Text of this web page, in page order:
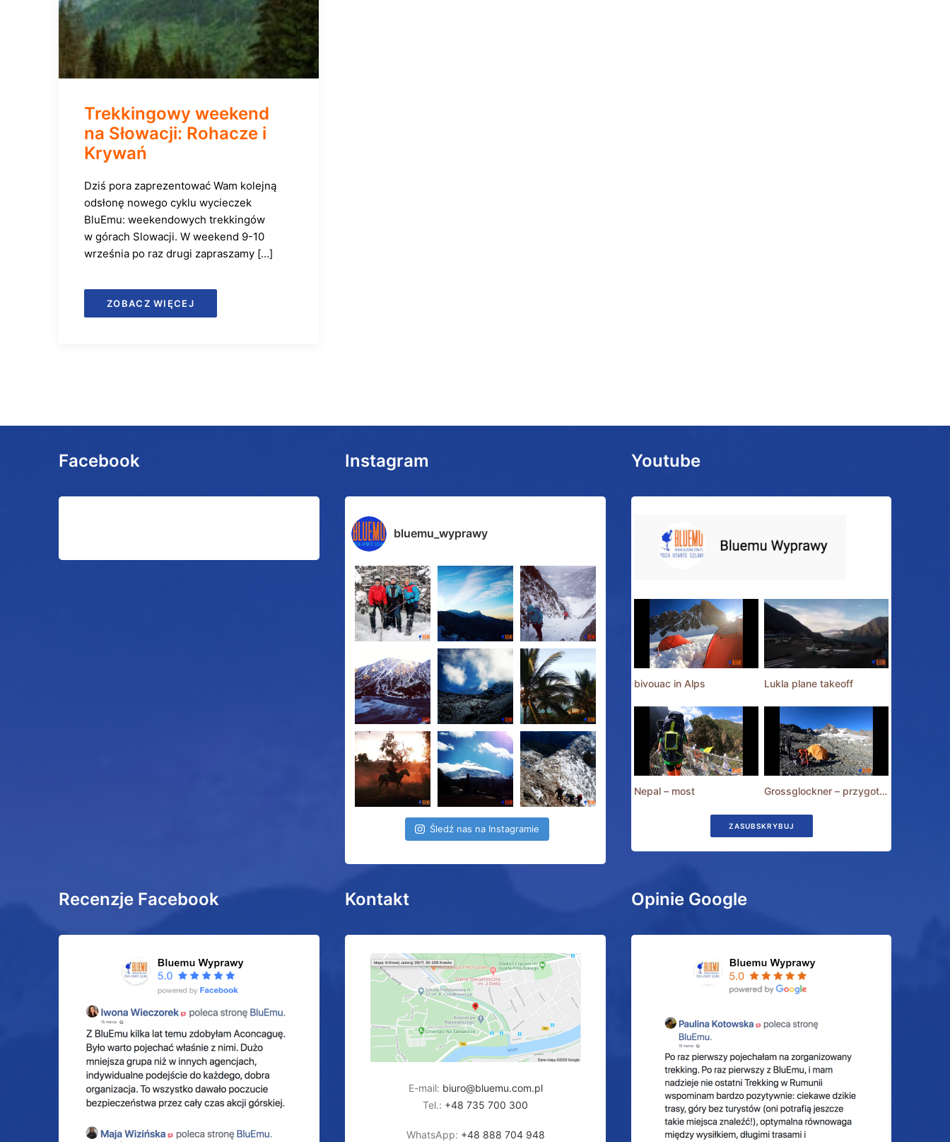
Trekkingowy weekend
na Słowacji: Rohacze i
Krywań
Dziś pora zaprezentować Wam kolejną
odsłonę nowego cyklu wycieczek
BluEmu: weekendowych trekkingów
w górach Slowacji. W weekend 9-10
września po raz drugi zapraszamy […]
ZOBACZ WIĘCEJ
Facebook Instagram
bluemu_wyprawy
Śledź nas na Instagramie
Youtube
bivouac in Alps Lukla plane takeoff
Nepal – most Grossglockner – przygotowania
ZASUBSKRYBUJ
Recenzje Facebook Kontakt
E-mail: biuro@bluemu.com.pl
Tel.: +48 735 700 300
WhatsApp: +48 888 704 948
Opinie Google